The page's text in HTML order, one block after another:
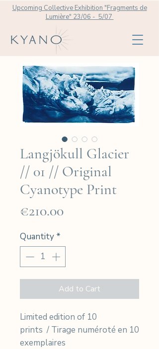
Upcoming Collective Exhibition "Fragments de
Lumière" 23/06 - 5/07
Langjökull Glacier
// 01 // Original
Cyanotype Print
€210.00Price
Quantity *
Add to Cart
Limited edition of 10
prints / Tirage numéroté en 10
exemplaires